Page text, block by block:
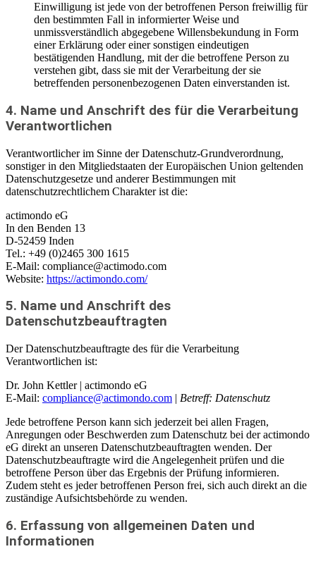
Einwilligung ist jede von der betroffenen Person freiwillig für
den bestimmten Fall in informierter Weise und
unmissverständlich abgegebene Willensbekundung in Form
einer Erklärung oder einer sonstigen eindeutigen
bestätigenden Handlung, mit der die betroffene Person zu
verstehen gibt, dass sie mit der Verarbeitung der sie
betreffenden personenbezogenen Daten einverstanden ist.
4. Name und Anschrift des für die Verarbeitung
Verantwortlichen
Verantwortlicher im Sinne der Datenschutz-Grundverordnung,
sonstiger in den Mitgliedstaaten der Europäischen Union geltenden
Datenschutzgesetze und anderer Bestimmungen mit
datenschutzrechtlichem Charakter ist die:
actimondo eG
In den Benden 13
D-52459 Inden
Tel.: +49 (0)2465 300 1615
E-Mail: compliance@actimodo.com
Website: https://actimondo.com/
5. Name und Anschrift des
Datenschutzbeauftragten
Der Datenschutzbeauftragte des für die Verarbeitung
Verantwortlichen ist:
Dr. John Kettler | actimondo eG
E-Mail: compliance@actimondo.com | Betreff: Datenschutz
Jede betroffene Person kann sich jederzeit bei allen Fragen,
Anregungen oder Beschwerden zum Datenschutz bei der actimondo
eG direkt an unseren Datenschutzbeauftragten wenden. Der
Datenschutzbeauftragte wird die Angelegenheit prüfen und die
betroffene Person über das Ergebnis der Prüfung informieren.
Zudem steht es jeder betroffenen Person frei, sich auch direkt an die
zuständige Aufsichtsbehörde zu wenden.
6. Erfassung von allgemeinen Daten und
Informationen